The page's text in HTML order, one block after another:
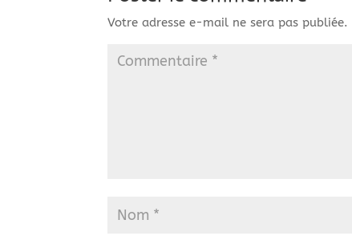
Votre adresse e-mail ne sera pas publiée.